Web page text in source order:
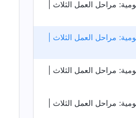
مراحل العمل الثلاث |
مراحل العمل الثلاث |
مراحل العمل الثلاث |
مراحل العمل الثلاث |